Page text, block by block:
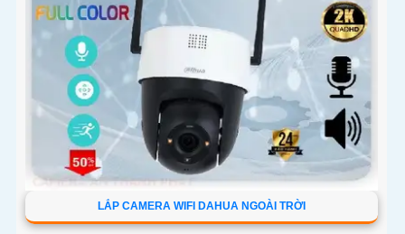
LẮP CAMERA WIFI DAHUA NGOÀI TRỜI